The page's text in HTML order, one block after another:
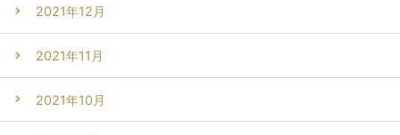
2021年12月
2021年11月
2021年10月